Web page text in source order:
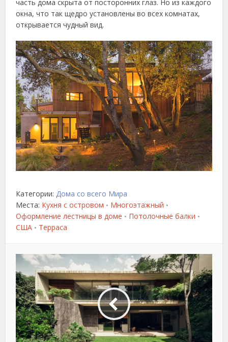
часть дома скрыта от посторонних глаз. Но из каждого
окна, что так щедро установлены во всех комнатах,
открывается чудный вид.
Категории:Дома со всего Мира
Места: Кухня с островом • Многоэтажный •
Оформление лестницы в доме • Потолочные балки •
США • Терраса